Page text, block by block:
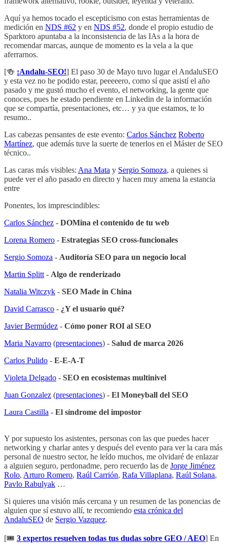
Aquí ya hemos tocado el escepticismo con estas herramientas de
medición en NDS #62 y en NDS #52, donde el propio estudio de
Sparktoro apuntaba a la inconsistencia de las IAs a la hora de
recomendar marcas, aunque de momento es la vela a la que
aferrarnos.
[🍻 ¡Andalu-SEO!] El paso 30 de Mayo tuvo lugar el AndaluSEO
y esta vez no he podido estar, peeeeero, como sí que asistí el año
pasado y me gustó mucho el evento, el networking, la gente que
conoces, pues he estado pendiente en Linkedin de la información
que se compartía, presentaciones, etc… y ya que estamos, te lo
resumo..
Las cabezas pensantes de este evento: Carlos Sánchez Roberto
Martínez, que además tuve la suerte de tenerlos en el Máster de SEO
técnico..
Las caras más visibles: Ana Mata y Sergio Somoza, a quienes si
puede ver el año pasado en directo y hacen muy amena la estancia
entre
Ponentes, los imprescindibles:
Carlos Sánchez - DOMina el contenido de tu web
Lorena Romero - Estrategias SEO cross-funcionales
Sergio Somoza - Auditoría SEO para un negocio local
Martin Splitt - Algo de renderizado
Natalia Witczyk - SEO Made in China
David Carrasco - ¿Y el usuario qué?
Javier Bermúdez - Cómo poner ROI al SEO
Maria Navarro (presentaciones) - Salud de marca 2026
Carlos Pulido - E-E-A-T
Violeta Delgado - SEO en ecosistemas multinivel
Juan Gonzalez (presentaciones) - El Moneyball del SEO
Laura Castilla - El síndrome del impostor
Y por supuesto los asistentes, personas con las que puedes hacer
networking y charlar antes y después del evento para ver la cara más
personal de nuestro sector, he leído muchos, me olvidaré de enlazar
a alguien seguro, perdonadme, pero recuerdo las de Jorge Jiménez
Rolo, Arturo Romero, Raúl Carrión, Rafa Villaplana, Raúl Solana,
Pavlo Rabulyak …
Si quieres una visión más cercana y un resumen de las ponencias de
alguien que sí estuvo allí, te recomiendo esta crónica del
AndaluSEO de Sergio Vazquez.
[🎟️ 3 expertos resuelven todas tus dudas sobre GEO / AEO] En